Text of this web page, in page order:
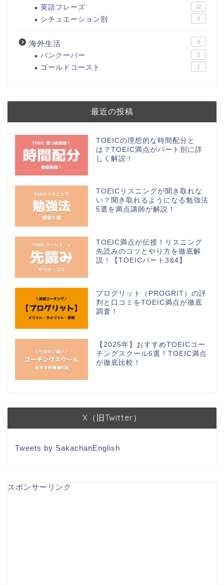
英語フレーズ 12
シチュエーション別 3
海外生活 3
バンクーバー 2
ゴールドコースト 1
最近の投稿
TOEICの理想的な時間配分と
は？TOEIC満点がパート別に詳
しく解説！
TOEICリスニングが聞き取れな
い？聞き取れるようになる勉強法
5選を満点講師が解説！
TOEIC満点が伝授！リスニング
先読みのコツとやり方を徹底解
説！【TOEICパート3&4】
プログリット（PROGRIT）の評
判と口コミをTOEIC満点が徹底
調査！
【2025年】おすすめTOEICコー
チングスクール6選！TOEIC満点
が徹底比較！
X（旧Twitter）
Tweets by SakachanEnglish
スポンサーリンク